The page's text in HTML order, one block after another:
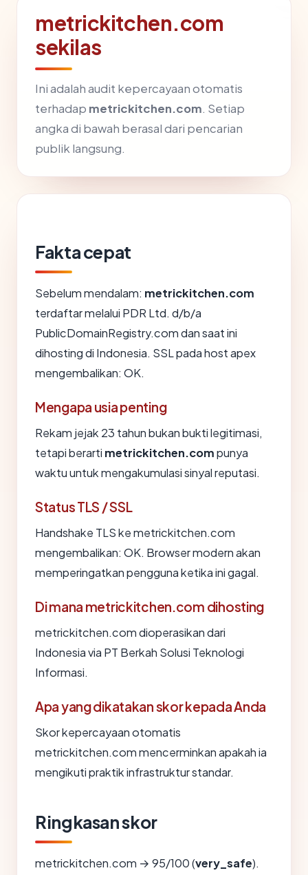
metrickitchen.com
sekilas
Ini adalah audit kepercayaan otomatis
terhadap metrickitchen.com. Setiap
angka di bawah berasal dari pencarian
publik langsung.
Fakta cepat
Sebelum mendalam: metrickitchen.com
terdaftar melalui PDR Ltd. d/b/a
PublicDomainRegistry.com dan saat ini
dihosting di Indonesia. SSL pada host apex
mengembalikan: OK.
Mengapa usia penting
Rekam jejak 23 tahun bukan bukti legitimasi,
tetapi berarti metrickitchen.compunya
waktu untuk mengakumulasi sinyal reputasi.
Status TLS / SSL
Handshake TLS ke metrickitchen.com
mengembalikan: OK. Browser modern akan
memperingatkan pengguna ketika ini gagal.
Di mana metrickitchen.com dihosting
metrickitchen.com dioperasikan dari
Indonesia via PT Berkah Solusi Teknologi
Informasi.
Apa yang dikatakan skor kepada Anda
Skor kepercayaan otomatis
metrickitchen.com mencerminkan apakah ia
mengikuti praktik infrastruktur standar.
Ringkasan skor
metrickitchen.com → 95/100 (very_safe).